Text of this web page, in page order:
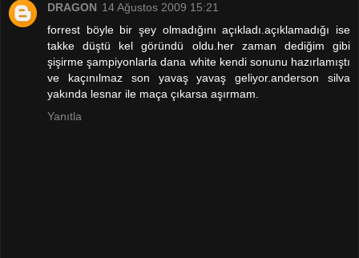
DRAGON 14 Ağustos 2009 15:21
forrest böyle bir şey olmadığını açıkladı.açıklamadığı ise
takke düştü kel göründü oldu.her zaman dediğim gibi
şişirme şampiyonlarla dana white kendi sonunu hazırlamıştı
ve kaçınılmaz son yavaş yavaş geliyor.anderson silva
yakında lesnar ile maça çıkarsa aşırmam.
Yanıtla